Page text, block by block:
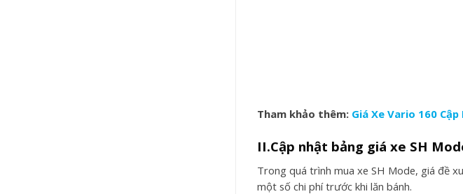
Tham khảo thêm: Giá Xe Vario 160
II.Cập nhật bảng giá xe SH
Trong quá trình mua xe SH Mode, giá đề
một số chi phí trước khi lăn bánh.